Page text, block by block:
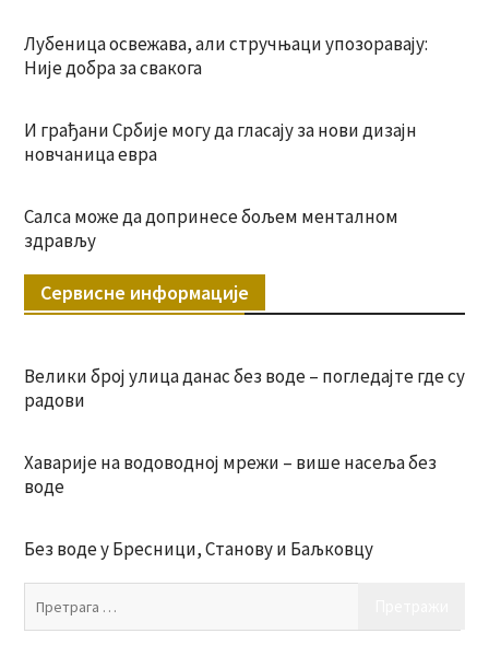
Лубеница освежава, али стручњаци упозоравају:
Није добра за свакога
И грађани Србије могу да гласају за нови дизајн
новчаница евра
Салса може да допринесе бољем менталном
здрављу
Сервисне информације
Велики број улица данас без воде – погледајте где су
радови
Хаварије на водоводној мрежи – више насеља без
воде
Без воде у Бресници, Станову и Баљковцу